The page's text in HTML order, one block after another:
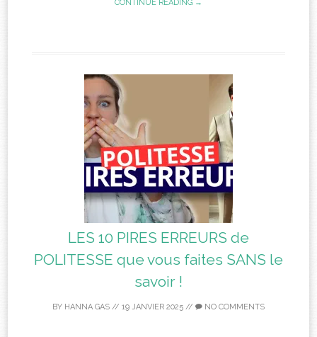
CONTINUE READING →
LES 10 PIRES ERREURS de
POLITESSE que vous faites SANS le
savoir !
BY HANNA GAS // 19 JANVIER 2025 // NO COMMENTS